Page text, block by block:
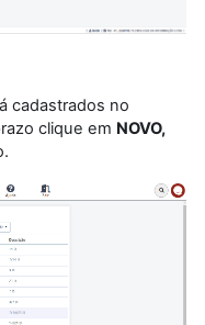
cadastrados no
clique em NOVO,